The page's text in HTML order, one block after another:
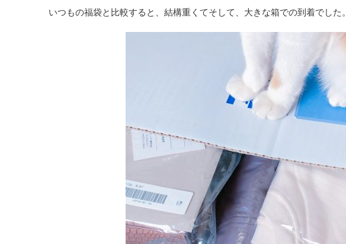
いつもの福袋と比較すると、結構重くてそして、大きな箱での到着でした。